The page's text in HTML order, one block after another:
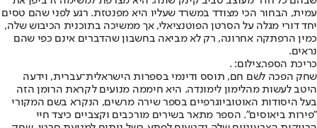
עמית, הבחור הכי מצודד במשרד שעליו היא מפנטזת. רגע לפני שהם טסים
יחד דורי מגלה על הסרטן הפוטנציאלי, אך ממשיכה בתוכנית הכיבוש שלה,
כמין הרפתקה אחרונה, רק לא מביאה בחשבון שהדברים אינם כפי שהם
נראים.
כריכת הספר,צילום: .
שחק הפכה לשם חם, תוסס ודינמי בספרות הישראלית־עברית, וידעה
היטב לעשות מהלימון לימונדה. היא חיממה מנועים לקראת הרומן הזה
בעל היסודות האוטוביוגרפיים בספר שירה מרשים, הנקרא בשם המקורי
"פירות ביאוסים". הספר מתאר בשירים מורכבים וקצביים כיצד חיי